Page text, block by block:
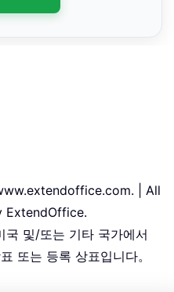
| All
ExtendOffice.
및/또는 기타 국가에서
또는 등록 상표입니다。